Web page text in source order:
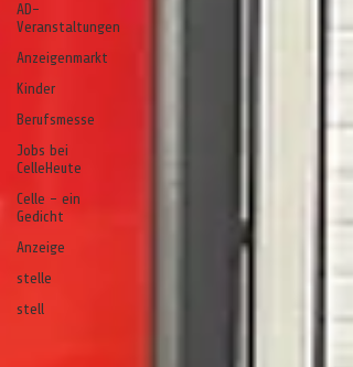
AD-
Veranstaltungen
Anzeigenmarkt
Kinder
Berufsmesse
Jobs bei
CelleHeute
Celle - ein
Gedicht
Anzeige
stelle
stell